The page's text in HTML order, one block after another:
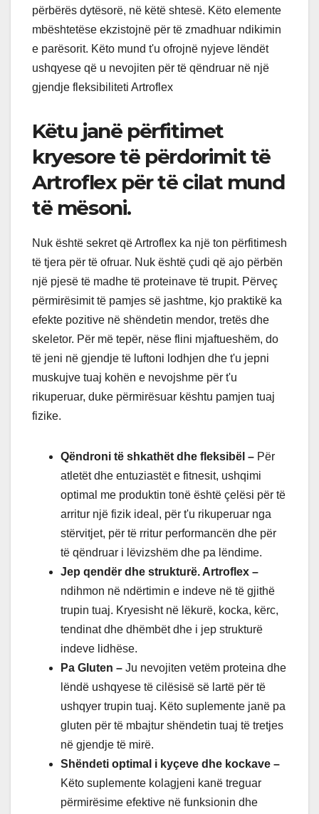
përbërës dytësorë, në këtë shtesë. Këto elemente
mbështetëse ekzistojnë për të zmadhuar ndikimin
e parësorit. Këto mund t'u ofrojnë nyjeve lëndët
ushqyese që u nevojiten për të qëndruar në një
gjendje fleksibiliteti Artroflex
Këtu janë përfitimet
kryesore të përdorimit të
Artroflex për të cilat mund
të mësoni.
Nuk është sekret që Artroflex ka një ton përfitimesh
të tjera për të ofruar. Nuk është çudi që ajo përbën
një pjesë të madhe të proteinave të trupit. Përveç
përmirësimit të pamjes së jashtme, kjo praktikë ka
efekte pozitive në shëndetin mendor, tretës dhe
skeletor. Për më tepër, nëse flini mjaftueshëm, do
të jeni në gjendje të luftoni lodhjen dhe t'u jepni
muskujve tuaj kohën e nevojshme për t'u
rikuperuar, duke përmirësuar kështu pamjen tuaj
fizike.
Qëndroni të shkathët dhe fleksibël – Për
atletët dhe entuziastët e fitnesit, ushqimi
optimal me produktin tonë është çelësi për të
arritur një fizik ideal, për t'u rikuperuar nga
stërvitjet, për të rritur performancën dhe për
të qëndruar i lëvizshëm dhe pa lëndime.
Jep qendër dhe strukturë. Artroflex –
ndihmon në ndërtimin e indeve në të gjithë
trupin tuaj. Kryesisht në lëkurë, kocka, kërc,
tendinat dhe dhëmbët dhe i jep strukturë
indeve lidhëse.
Pa Gluten – Ju nevojiten vetëm proteina dhe
lëndë ushqyese të cilësisë së lartë për të
ushqyer trupin tuaj. Këto suplemente janë pa
gluten për të mbajtur shëndetin tuaj të tretjes
në gjendje të mirë.
Shëndeti optimal i kyçeve dhe kockave –
Këto suplemente kolagjeni kanë treguar
përmirësime efektive në funksionin dhe